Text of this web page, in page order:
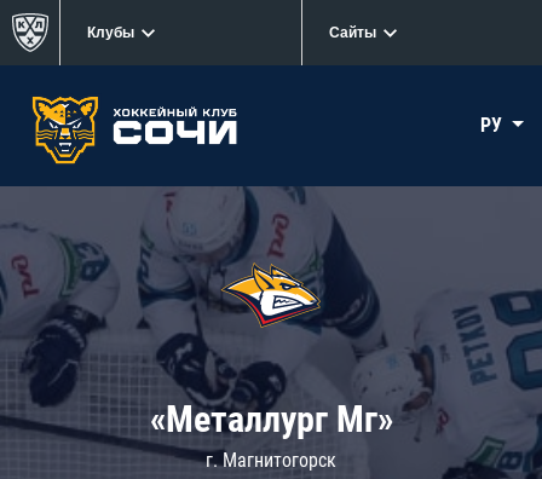
Клубы Сайты
РУ
«Металлург Мг»
г. Магнитогорск